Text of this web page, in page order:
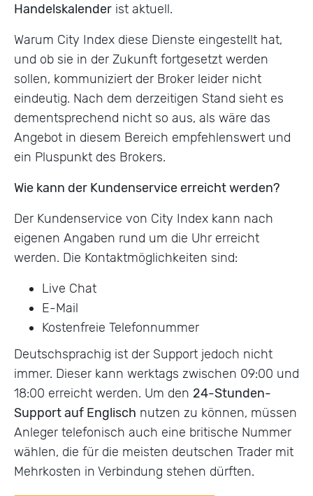
Handelskalender ist aktuell.
Warum City Index diese Dienste eingestellt hat,
und ob sie in der Zukunft fortgesetzt werden
sollen, kommuniziert der Broker leider nicht
eindeutig. Nach dem derzeitigen Stand sieht es
dementsprechend nicht so aus, als wäre das
Angebot in diesem Bereich empfehlenswert und
ein Pluspunkt des Brokers.
Wie kann der Kundenservice erreicht werden?
Der Kundenservice von City Index kann nach
eigenen Angaben rund um die Uhr erreicht
werden. Die Kontaktmöglichkeiten sind:
Live Chat
E-Mail
Kostenfreie Telefonnummer
Deutschsprachig ist der Support jedoch nicht
immer. Dieser kann werktags zwischen 09:00 und
18:00 erreicht werden. Um den 24-Stunden-
Support auf Englisch nutzen zu können, müssen
Anleger telefonisch auch eine britische Nummer
wählen, die für die meisten deutschen Trader mit
Mehrkosten in Verbindung stehen dürften.